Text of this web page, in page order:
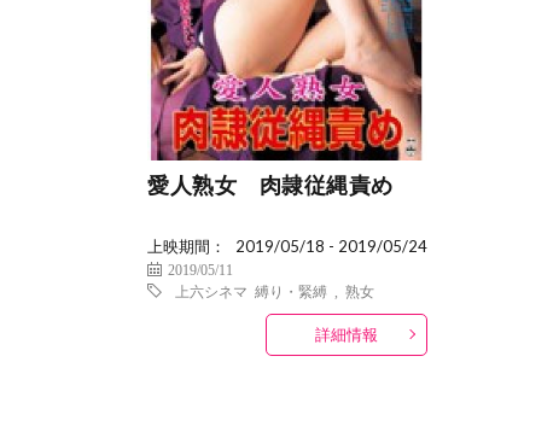
愛人熟女 肉隷従縄責め
上映期間： 2019/05/18 - 2019/05/24
2019/05/11
上六シネマ 縛り・緊縛 熟女
詳細情報